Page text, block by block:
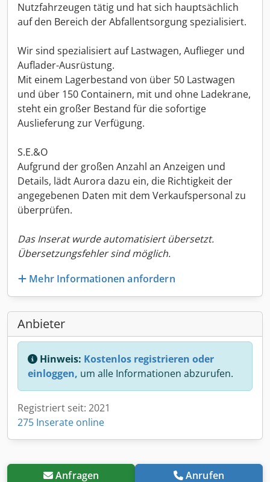
Nutzfahrzeugen tätig und hat sich hauptsächlich
auf den Bereich der Abfallentsorgung spezialisiert.
Wir sind spezialisiert auf Lastwagen, Auflieger und
Auflader-Ausrüstung.
Mit einem Lagerbestand von über 50 Lastwagen
und über 150 Containern, mit und ohne Ladekrane,
steht ein großer Bestand für die sofortige
Auslieferung zur Verfügung.
S.E.&O
Aufgrund der großen Anzahl an Anzeigen und
Details, lädt Aurora dazu ein, die Richtigkeit der
angegebenen Daten mit dem Verkaufspersonal zu
überprüfen.
Das Inserat wurde automatisiert übersetzt.
Übersetzungsfehler sind möglich.
Mehr Informationen anfordern
Anbieter
Hinweis: Kostenlos registrieren oder
einloggen, um alle Informationen abzurufen.
Registriert seit: 2021
275 Inserate online
Anfragen Anrufen